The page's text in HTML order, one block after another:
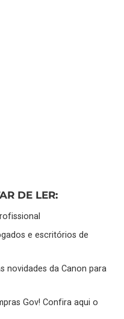
DE LER:
e escritórios de
novidades da Canon para
Gov! Confira aqui o